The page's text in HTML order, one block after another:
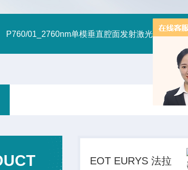
P760/01_2760nm单模垂直腔面发射激光器
EOT EURYS 法拉